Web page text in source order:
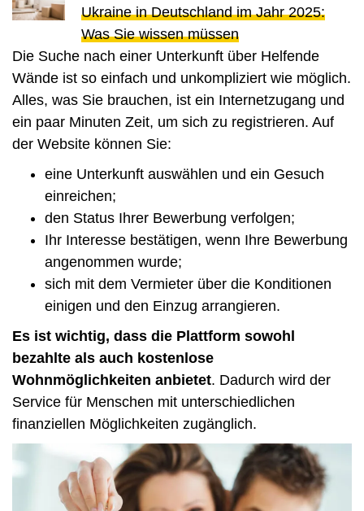
Ukraine in Deutschland im Jahr 2025:
Was Sie wissen müssen
Die Suche nach einer Unterkunft über Helfende
Wände ist so einfach und unkompliziert wie möglich.
Alles, was Sie brauchen, ist ein Internetzugang und
ein paar Minuten Zeit, um sich zu registrieren. Auf
der Website können Sie:
eine Unterkunft auswählen und ein Gesuch
einreichen;
den Status Ihrer Bewerbung verfolgen;
Ihr Interesse bestätigen, wenn Ihre Bewerbung
angenommen wurde;
sich mit dem Vermieter über die Konditionen
einigen und den Einzug arrangieren.
Es ist wichtig, dass die Plattform sowohl
bezahlte als auch kostenlose
Wohnmöglichkeiten anbietet. Dadurch wird der
Service für Menschen mit unterschiedlichen
finanziellen Möglichkeiten zugänglich.